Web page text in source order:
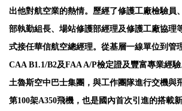
出他對航空業的熱情。歷經了修護工廠檢驗員
部執勤組長、場站修護部經理及修護工廠協理
式接任華信航空總經理。從基層一線單位到管
CAA B1.1/B2及FAA A/P檢定證及豐富專業經
土魯斯空中巴士集團，與工作團隊進行交機與
第100架A350飛機，也是國內首次引進的搭載